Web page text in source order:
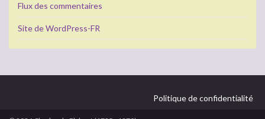
Flux des commentaires
Site de WordPress-FR
Politique de confidentialité